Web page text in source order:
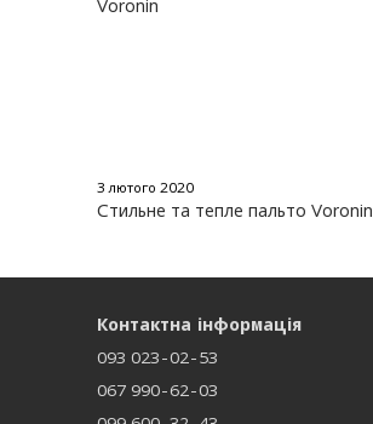
3 лютого 2020
Стильне та тепле пальто Voronin
Контактна інформація
093 023-02-53
067 990-62-03